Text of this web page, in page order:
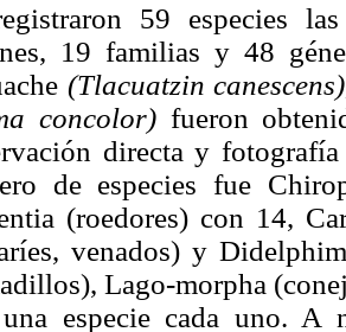
59 especies
19 familias y 48
(Tlacuatzin
concolor)fueron
directa y
de especies fue
(roedores) con 14,
venados) y
Lago-morpha
especie cada uno. A